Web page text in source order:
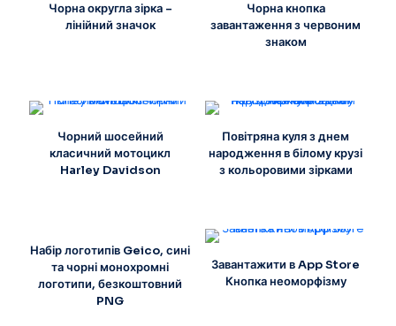
Чорна округла зірка –
лінійний значок
Чорна кнопка
завантаження з червоним
знаком
Чорний шосейний
класичний мотоцикл
Harley Davidson
Повітряна куля з днем
народження в білому крузі
з кольоровими зірками
Набір логотипів Geico, сині
та чорні монохромні
логотипи, безкоштовний
PNG
Завантажити в App Store
Кнопка неоморфізму